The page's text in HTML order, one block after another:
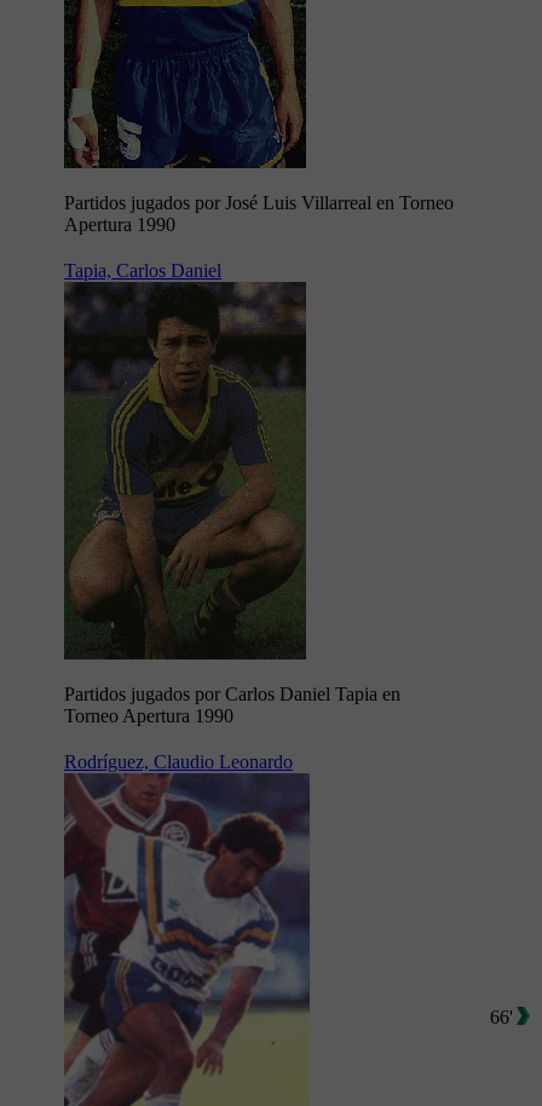
Partidos jugados por José Luis Villarreal en Torneo
Apertura 1990
Tapia, Carlos Daniel
Partidos jugados por Carlos Daniel Tapia en
Torneo Apertura 1990
Rodríguez, Claudio Leonardo
66'